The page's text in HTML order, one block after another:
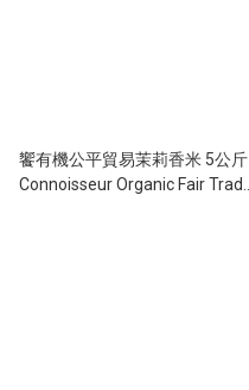
饗有機公平貿易茉莉香米 5公斤
Connoisseur Organic Fair Trade